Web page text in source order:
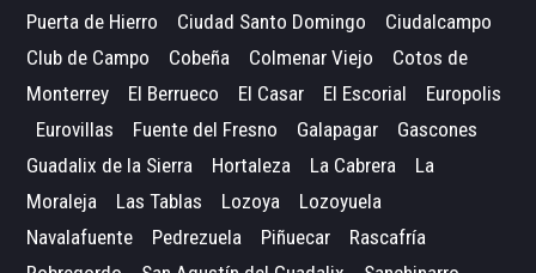
Puerta de Hierro
Ciudad Santo Domingo
Ciudalcampo
Club de Campo
Cobeña Colmenar Viejo
Cotos de
Monterrey
El Berrueco El Casar El Escorial
Europolis
Eurovillas
Fuente del Fresno Galapagar
Gascones
Guadalix de la Sierra
Hortaleza La Cabrera
La
Moraleja
Las Tablas Lozoya
Lozoyuela
Navalafuente
Pedrezuela Piñuecar
Rascafría